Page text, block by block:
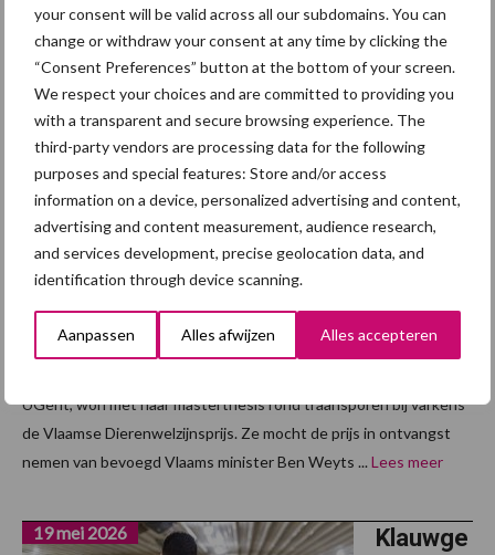
your consent will be valid across all our subdomains. You can
change or withdraw your consent at any time by clicking the
“Consent Preferences” button at the bottom of your screen.
We respect your choices and are committed to providing you
with a transparent and secure browsing experience. The
third-party vendors are processing data for the following
purposes and special features: Store and/or access
information on a device, personalized advertising and content,
advertising and content measurement, audience research,
and services development, precise geolocation data, and
identification through device scanning.
Aanpassen Alles afwijzen Alles accepteren
het gebruik van kunstmatige zoetstoffen als alternatief voor de
toediening van preventieve antibiotica tijdens het spenen. Ze
wilden te weten komen welk effect de ...Lees meer
Traansp
oren bij
varkens
20 mei 2026
Zoë
ove, studente
Landbouwkun
UGent, won met haar masterthesis rond traansporen bij varkens
de Vlaamse Dierenwelzijnsprijs. Ze mocht de prijs in ontvangst
nemen van bevoegd Vlaams minister Ben Weyts ... Lees meer
Klauwge
19 mei 2026